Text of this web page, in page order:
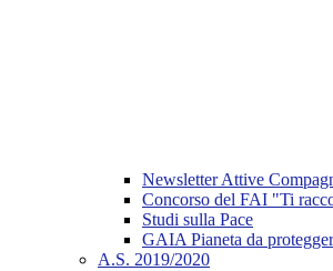
Newsletter Attive
Concorso del FAI "Ti
Studi sulla Pace
GAIA Pianeta da
A.S. 2019/2020